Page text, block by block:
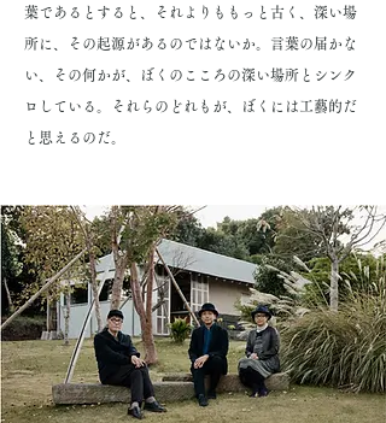
葉であるとすると、それよりももっと古く、深い場
所に、その起源があるのではないか。言葉の届かな
い、その何かが、ぼくのこころの深い場所とシンク
ロしている。それらのどれもが、ぼくには工藝的だ
と思えるのだ。